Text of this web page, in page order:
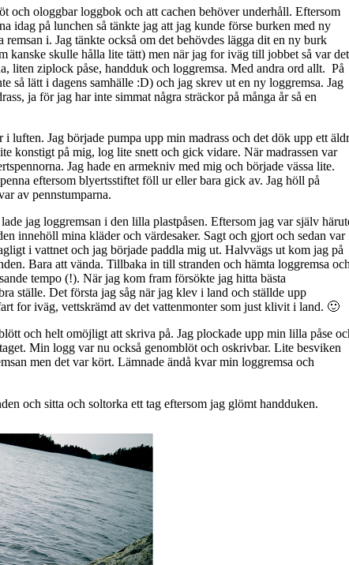
och ologgbar loggbok och att cachen behöver underhåll. Eftersom
idag på lunchen så tänkte jag att jag kunde förse burken med ny
i. Jag tänkte också om det behövdes lägga dit en ny burk
kanske skulle hålla lite tätt) men när jag for iväg till jobbet så var det
liten ziplock påse, handduk och loggremsa. Med andra ord allt. På
så lätt i dagens samhälle :D) och jag skrev ut en ny loggremsa. Jag
ja för jag har inte simmat några sträckor på många år så en
luften. Jag började pumpa upp min madrass och det dök upp ett
konstigt på mig, log lite snett och gick vidare. När madrassen var
Jag hade en armekniv med mig och började vässa lite.
eftersom blyertsstiftet föll ur eller bara gick av. Jag höll på
av pennstumparna.
jag loggremsan i den lilla plastpåsen. Eftersom jag var själv
innehöll mina kläder och värdesaker. Sagt och gjort och sedan var
i vattnet och jag började paddla mig ut. Halvvägs ut kom jag på
Bara att vända. Tillbaka in till stranden och hämta loggremsa
tempo (!). När jag kom fram försökte jag hitta bästa
ställe. Det första jag såg när jag klev i land och ställde upp
for iväg, vettskrämd av det vattenmonter som just klivit i land. 🙂
och helt omöjligt att skriva på. Jag plockade upp min lilla påse
Min logg var nu också genomblöt och oskrivbar. Lite besviken
men det var kört. Lämnade ändå kvar min loggremsa och
och sitta och soltorka ett tag eftersom jag glömt handduken.